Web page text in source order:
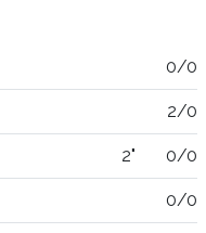
0/0
2/0
2" 0/0
0/0